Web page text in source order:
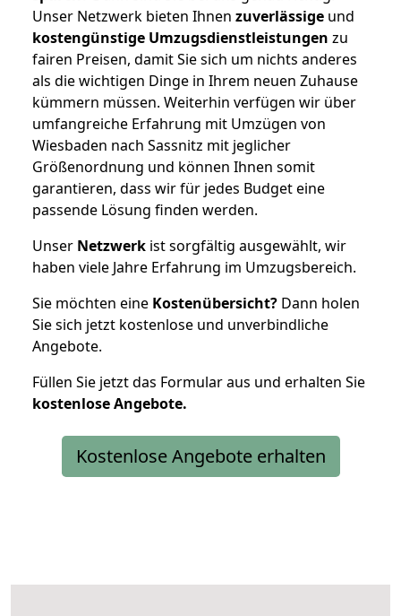
Unser Netzwerk bieten Ihnen zuverlässige und
kostengünstige Umzugsdienstleistungen zu
fairen Preisen, damit Sie sich um nichts anderes
als die wichtigen Dinge in Ihrem neuen Zuhause
kümmern müssen. Weiterhin verfügen wir über
umfangreiche Erfahrung mit Umzügen von
Wiesbaden nach Sassnitz mit jeglicher
Größenordnung und können Ihnen somit
garantieren, dass wir für jedes Budget eine
passende Lösung finden werden.
Unser Netzwerk ist sorgfältig ausgewählt, wir
haben viele Jahre Erfahrung im Umzugsbereich.
Sie möchten eine Kostenübersicht? Dann holen
Sie sich jetzt kostenlose und unverbindliche
Angebote.
Füllen Sie jetzt das Formular aus und erhalten Sie
kostenloseAngebote.
Kostenlose Angebote erhalten